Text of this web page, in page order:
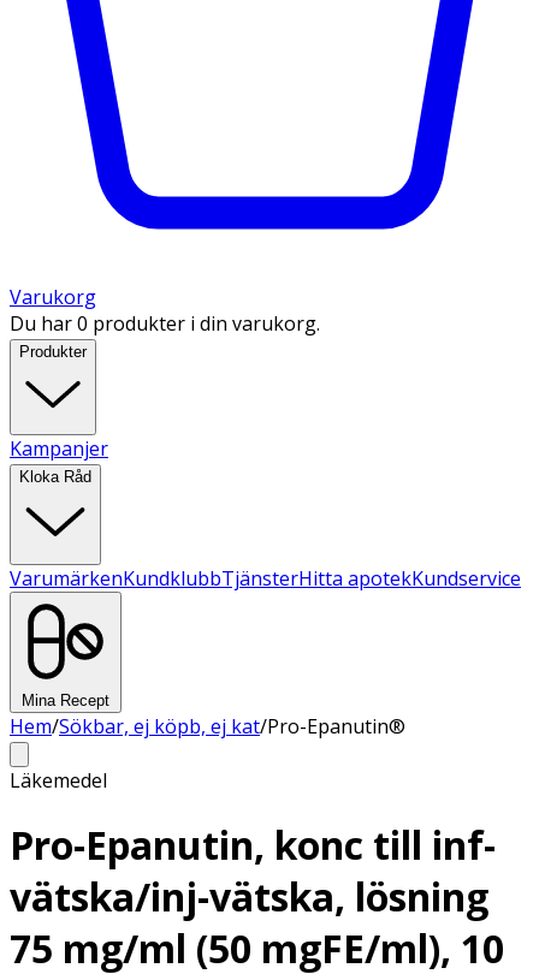
Varukorg
Du har 0 produkter i din varukorg.
Produkter
Kampanjer
Kloka Råd
VarumärkenKundklubbTjänsterHitta apotekKundservice
Mina Recept
Hem/Sökbar, ej köpb, ej kat/Pro-Epanutin®
Läkemedel
Pro-Epanutin, konc till inf-
vätska/inj-vätska, lösning
75 mg/ml (50 mgFE/ml), 10